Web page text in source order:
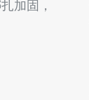
加固，